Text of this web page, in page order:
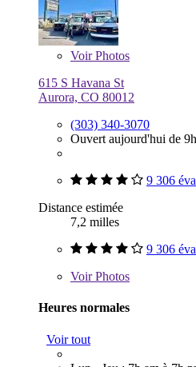
VoirPhotos
615 S Havana St
Aurora, CO 80012
(303) 340-3070
Ouvert aujourd'hui de
9 306
Distance estimée
7,2 milles
9 306
VoirPhotos
Heures normales
Voir tout